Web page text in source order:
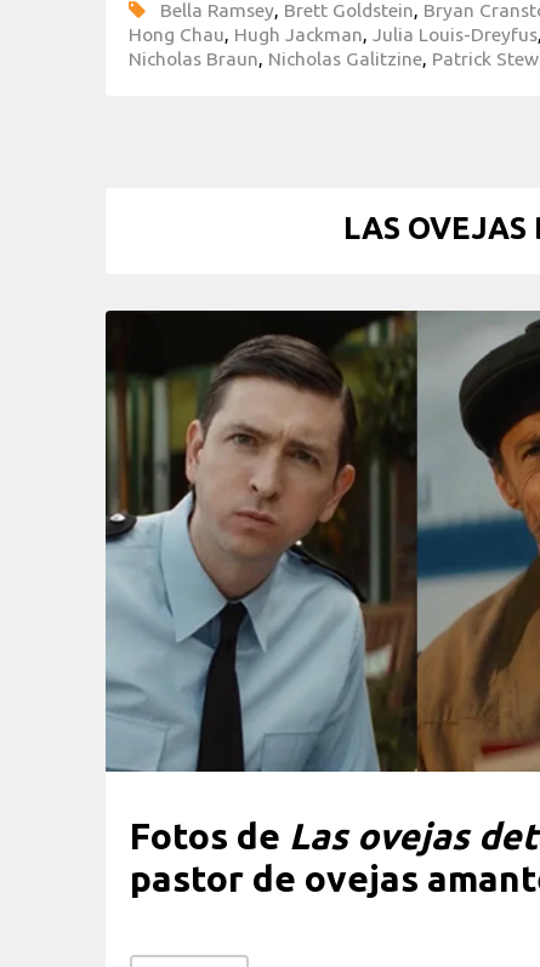
Bella Ramsey, Brett Goldstein, Bryan
Hong Chau, Hugh Jackman, Julia Louis-Dreyfus,
Nicholas Braun, Nicholas Galitzine, Patrick
LAS
Fotos de Las ovejas
pastor de ovejas